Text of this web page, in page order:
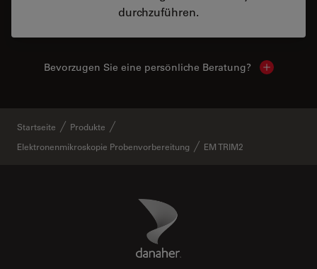
durchzuführen.
Bevorzugen Sie eine persönliche Beratung? Show
Startseite
Produkte
Elektronenmikroskopie Probenvorbereitung
EM TRIM2
Danaher Logo